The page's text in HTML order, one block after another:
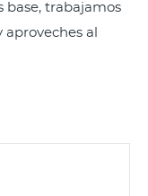
base, trabajamos
al